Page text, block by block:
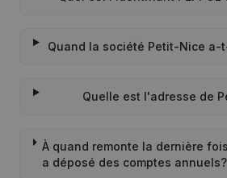
Quand la société Petit-Nice a-
Quelle est l'adresse de
À quand remonte la dernière
a déposé des comptes annuels?